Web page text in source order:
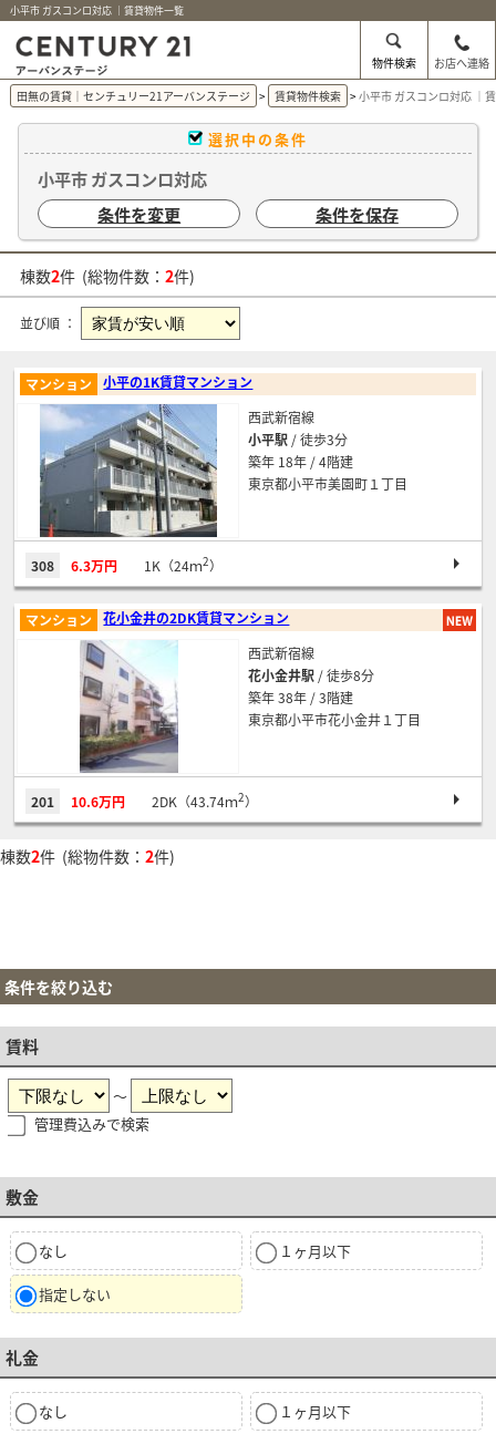
小平市 ガスコンロ対応 ｜賃貸物件一覧
物件検索
お店へ連絡
田無の賃貸｜センチュリー21アーバンステージ
賃貸物件検索 小平市 ガスコンロ対応 ｜
選択中の条件
小平市 ガスコンロ対応
条件を変更
条件を保存
棟数2件 (総物件数： 2件)
並び順 ：
小平の1K賃貸マンション
マンション
西武新宿線
小平駅 / 徒歩3分
築年 18年 / 4階建
東京都小平市美園町１丁目
308 6.3万円 1K（24ｍ2）
花小金井の2DK賃貸マンション
マンション
西武新宿線
花小金井駅 / 徒歩8分
築年 38年 / 3階建
東京都小平市花小金井１丁目
201 10.6万円 2DK（43.74ｍ2）
棟数2件 (総物件数： 2件)
条件を絞り込む
賃料
～
管理費込みで検索
敷金
なし １ヶ月以下
指定しない
礼金
なし １ヶ月以下